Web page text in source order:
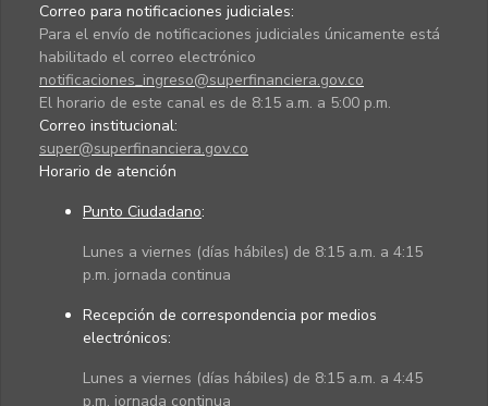
Correo para notificaciones judiciales:
Para el envío de notificaciones judiciales únicamente está
habilitado el correo electrónico
notificaciones_ingreso@superfinanciera.gov.co
El horario de este canal es de 8:15 a.m. a 5:00 p.m.
Correo institucional:
super@superfinanciera.gov.co
Horario de atención
Punto Ciudadano:
Lunes a viernes (días hábiles) de 8:15 a.m. a 4:15
p.m. jornada continua
Recepción de correspondencia por medios
electrónicos:
Lunes a viernes (días hábiles) de 8:15 a.m. a 4:45
p.m. jornada continua